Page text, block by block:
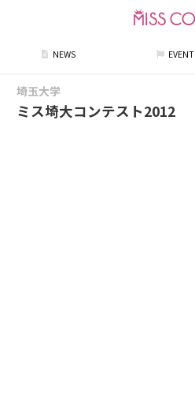
NEWS EVENT
埼玉大学
ミス埼大コンテスト2012